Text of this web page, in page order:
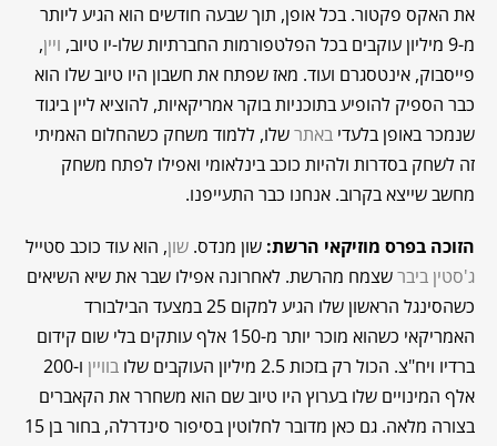
את האקס פקטור. בכל אופן, תוך שבעה חודשים הוא הגיע ליותר
מ-9 מיליון עוקבים בכל הפלטפורמות החברתיות שלו-יו טיוב,
ויין,
פייסבוק, אינטסגרם ועוד. מאז שפתח את חשבון היו טיוב שלו הוא
כבר הספיק להופיע בתוכניות בוקר אמריקאיות, להוציא ליין ביגוד
שנמכר באופן בלעדי באתרשלו, ללמוד משחק כשהחלום האמיתי
זה לשחק בסדרות ולהיות כוכב בינלאומי ואפילו לפתח משחק
מחשב שייצא בקרוב. אנחנו כבר התעייפנו.
הזוכה בפרס מוזיקאי הרשת: שון מנדס. שון, הוא עוד כוכב סטייל
ג'סטין ביברשצמח מהרשת. לאחרונה אפילו שבר את שיא השיאים
כשהסינגל הראשון שלו הגיע למקום 25 במצעד הבילבורד
האמריקאי כשהוא מוכר יותר מ-150 אלף עותקים בלי שום קידום
ברדיו ויח"צ. הכול רק בזכות 2.5 מיליון העוקבים שלו
בוויין
ו-200
אלף המינויים שלו בערוץ היו טיוב שם הוא משחרר את הקאברים
בצורה מלאה. גם כאן מדובר לחלוטין בסיפור סינדרלה, בחור בן 15